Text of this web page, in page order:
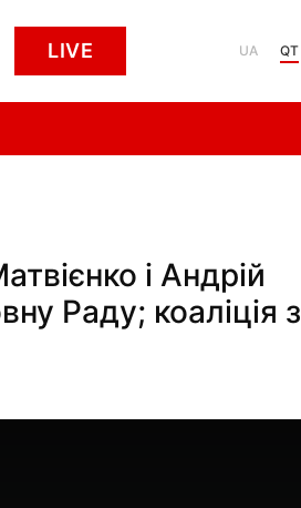
LIVE UA QT
і Андрій
Раду; коаліція з